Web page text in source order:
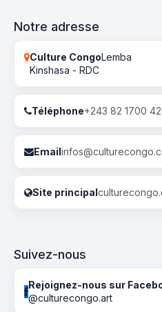
Notre adresse
Culture CongoLemba
Kinshasa - RDC
Téléphone+243 82 1700
Email
Site principal
Suivez-nous
Rejoignez-nous sur
@culturecongo.art